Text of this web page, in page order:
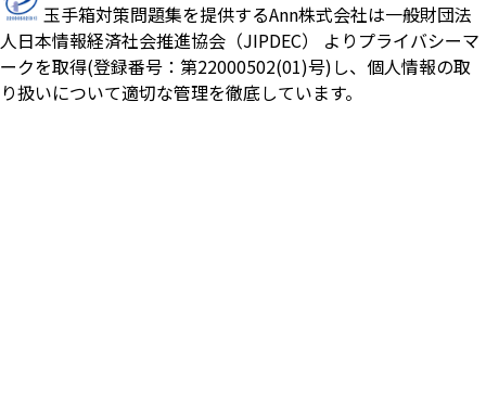
玉手箱対策問題集を提供するAnn株式会社は一般財団法
人日本情報経済社会推進協会（JIPDEC） よりプライバシーマ
ークを取得(登録番号：第22000502(01)号)し、個人情報の取
り扱いについて適切な管理を徹底しています。